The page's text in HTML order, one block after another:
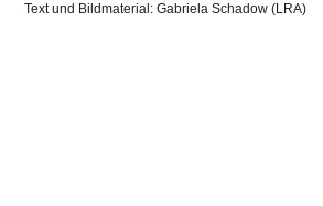
Text und Bildmaterial: Gabriela Schadow (LRA)